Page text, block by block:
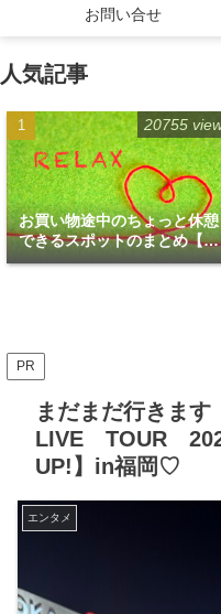
お問い合せ
人気記事
お買い物途中のちょっと休憩
できるスポットのまとめ【福
岡天神エリア編】
20755
PR
まだまだ行きま
LIVE TOUR
UP!】in福岡♡
エンタメ